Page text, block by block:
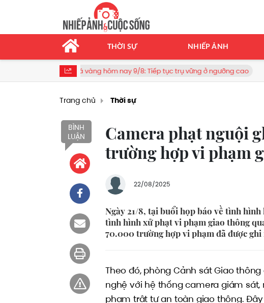
THỜI SỰ NHIẾP ẢNH
Giá vàng hôm nay 9/8: Tiếp tục trụ vững ở ngưỡng cao Tăng
Trang chủ Thời sự
BÌNH
LUẬN
Camera phạt nguội
trường hợp vi phạm
22/08/2025
Ngày 21/8, tại buổi họp báo về tình
tình hình xử phạt vi phạm giao thông
70.000 trường hợp vi phạm đã được ghi
Theo đó, phòng Cảnh sát Giao
nghệ với hệ thống camera giám
phạm trật tự an toàn giao thông.